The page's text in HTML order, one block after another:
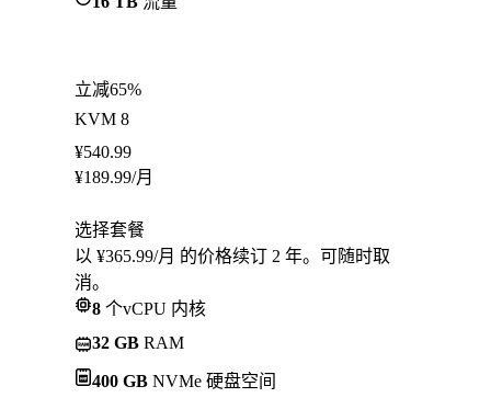
立减65%
KVM 8
¥540.99
¥189.99/月
选择套餐
以 ¥365.99/月 的价格续订 2 年。可随时取
消。
8 个vCPU 内核
32 GB RAM
400 GB NVMe 硬盘空间